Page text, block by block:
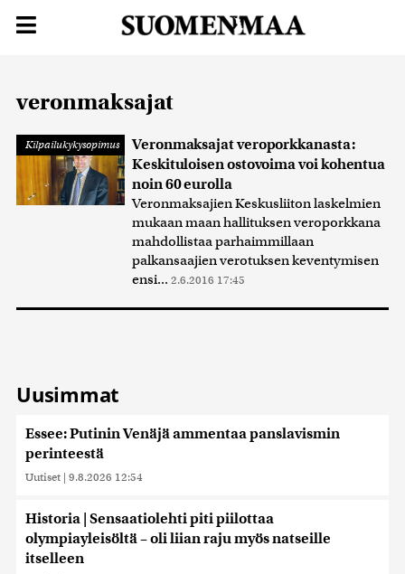
veronmaksajat
Kilpailukykysopimus
Veronmaksajat veroporkkanasta:
Keskituloisen ostovoima voi kohentua
noin 60 eurolla
Veronmaksajien Keskusliiton laskelmien
mukaan maan hallituksen veroporkkana
mahdollistaa parhaimmillaan
palkansaajien verotuksen keventymisen
ensi... 2.6.2016 17:45
Uusimmat
Essee: Putinin Venäjä ammentaa panslavismin
perinteestä
Uutiset | 9.8.2026 12:54
Historia | Sensaatiolehti piti piilottaa
olympiayleisöltä – oli liian raju myös natseille
itselleen